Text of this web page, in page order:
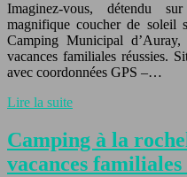
Imaginez-vous, détendu
magnifique coucher de soleil
Camping Municipal
vacances familiales réussies.
avec coordonnées GPS –…
Lire la suite
Camping à la
vacances